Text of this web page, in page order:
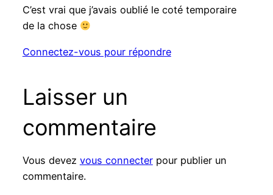
C’est vrai que j’avais oublié le coté temporaire
de la chose
Connectez-vous pour répondre
Laisser un
commentaire
Vous devez vous connecterpour publier un
commentaire.